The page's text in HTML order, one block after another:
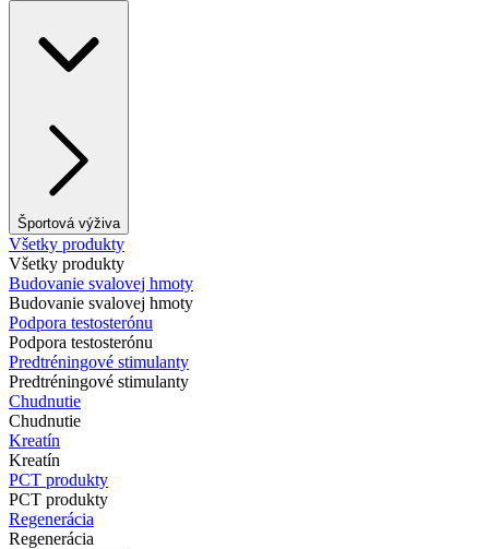
Športová výživa
Všetky produkty
Všetky produkty
Budovanie svalovej hmoty
Budovanie svalovej hmoty
Podpora testosterónu
Podpora testosterónu
Predtréningové stimulanty
Predtréningové stimulanty
Chudnutie
Chudnutie
Kreatín
Kreatín
PCT produkty
PCT produkty
Regenerácia
Regenerácia